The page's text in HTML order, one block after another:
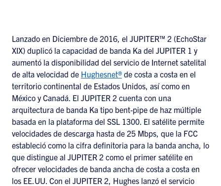
Lanzado en Diciembre de 2016, el JUPITER™ 2 (EchoStar
XIX) duplicó la capacidad de banda Ka del JUPITER 1 y
aumentó la disponibilidad del servicio de Internet satelital
de alta velocidad de Hughesnet® de costa a costa en el
territorio continental de Estados Unidos, así como en
México y Canadá. El JUPITER 2 cuenta con una
arquitectura de banda Ka tipo bent-pipe de haz múltiple
basada en la plataforma del SSL 1300. El satélite permite
velocidades de descarga hasta de 25 Mbps, que la FCC
estableció como la cifra definitoria para la banda ancha, lo
que distingue al JUPITER 2 como el primer satélite en
ofrecer velocidades de banda ancha de costa a costa en
los EE.UU. Con el JUPITER 2, Hughes lanzó el servicio